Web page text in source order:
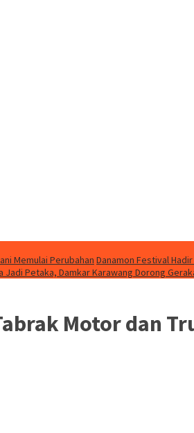
Memulai Perubahan Danamon Festival
Jadi Petaka, Damkar Karawang Dorong
Motor dan